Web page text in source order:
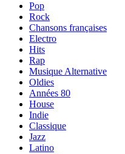
Pop
Rock
Chansons françaises
Electro
Hits
Rap
Musique Alternative
Oldies
Années 80
House
Indie
Classique
Jazz
Latino